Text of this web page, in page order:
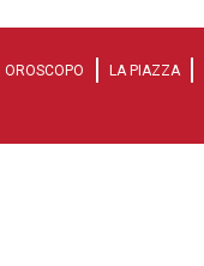
OROSCOPO LA PIAZZA